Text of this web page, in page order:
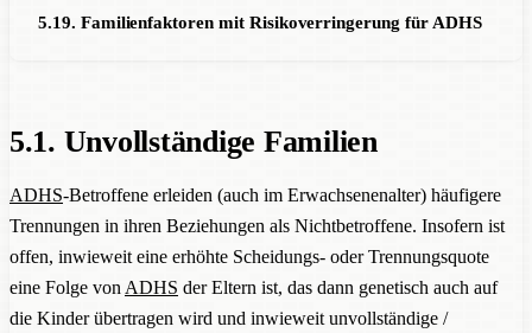
5.19. Familienfaktoren mit Risikoverringerung für ADHS
5.1. Unvollständige Familien
ADHS-Betroffene erleiden (auch im Erwachsenenalter) häufigere
Trennungen in ihren Beziehungen als Nichtbetroffene. Insofern ist
offen, inwieweit eine erhöhte Scheidungs- oder Trennungsquote
eine Folge von ADHS der Eltern ist, das dann genetisch auch auf
die Kinder übertragen wird und inwieweit unvollständige /